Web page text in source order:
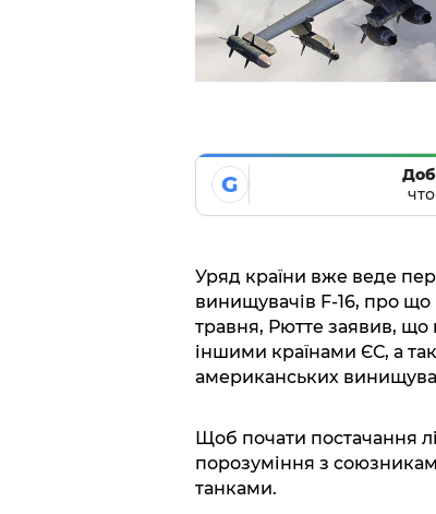
G
Уряд країни вже веде
винищувачів F-16, про
травня, Рютте заявив, що
іншими країнами ЄС, а
американських
Щоб почати постачання
порозуміння з
танками.